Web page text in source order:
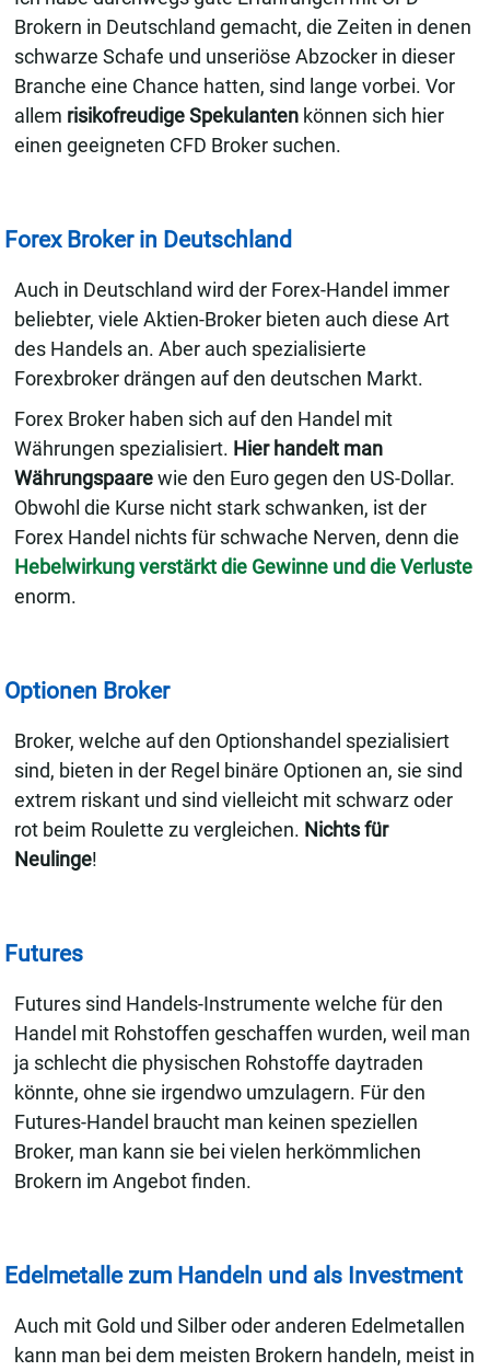
Brokern in Deutschland gemacht, die Zeiten in denen
schwarze Schafe und unseriöse Abzocker in dieser
Branche eine Chance hatten, sind lange vorbei. Vor
allem risikofreudige Spekulanten können sich hier
einen geeigneten CFD Broker suchen.
Forex Broker in Deutschland
Auch in Deutschland wird der Forex-Handel immer
beliebter, viele Aktien-Broker bieten auch diese Art
des Handels an. Aber auch spezialisierte
Forexbroker drängen auf den deutschen Markt.
Forex Broker haben sich auf den Handel mit
Währungen spezialisiert. Hier handelt man
Währungspaarewie den Euro gegen den US-Dollar.
Obwohl die Kurse nicht stark schwanken, ist der
Forex Handel nichts für schwache Nerven, denn die
Hebelwirkung verstärkt die Gewinne und die Verluste
enorm.
Optionen Broker
Broker, welche auf den Optionshandel spezialisiert
sind, bieten in der Regel binäre Optionen an, sie sind
extrem riskant und sind vielleicht mit schwarz oder
rot beim Roulette zu vergleichen. Nichts für
Neulinge!
Futures
Futures sind Handels-Instrumente welche für den
Handel mit Rohstoffen geschaffen wurden, weil man
ja schlecht die physischen Rohstoffe daytraden
könnte, ohne sie irgendwo umzulagern. Für den
Futures-Handel braucht man keinen speziellen
Broker, man kann sie bei vielen herkömmlichen
Brokern im Angebot finden.
Edelmetalle zum Handeln und als Investment
Auch mit Gold und Silber oder anderen Edelmetallen
kann man bei dem meisten Brokern handeln, meist in